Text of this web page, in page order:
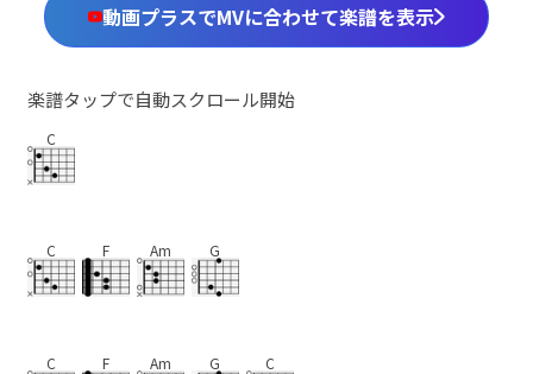
動画プラスでMVに合わせて楽譜を表示
楽譜タップで自動スクロール開始
C
C F Am G
C F Am G C